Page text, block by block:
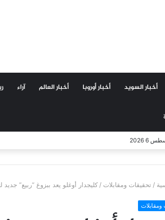
أخبار السويد أخبار أوروبا أخبار العالم آراء
2026
/ تحقيقات ومقابلات / كليجدار أوغلو يعد ببزوغ “ربيع” جديد
ومقابلات